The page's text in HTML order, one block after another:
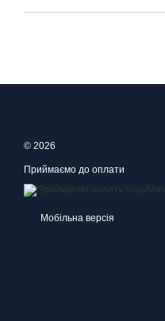
© 2026
Приймаємо до оплати
Мобільна версія